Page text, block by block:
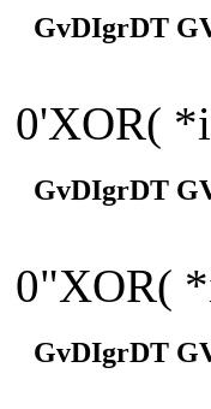
GvDIgrDT
0'XOR(
GvDIgrDT
0"XOR(
GvDIgrDT